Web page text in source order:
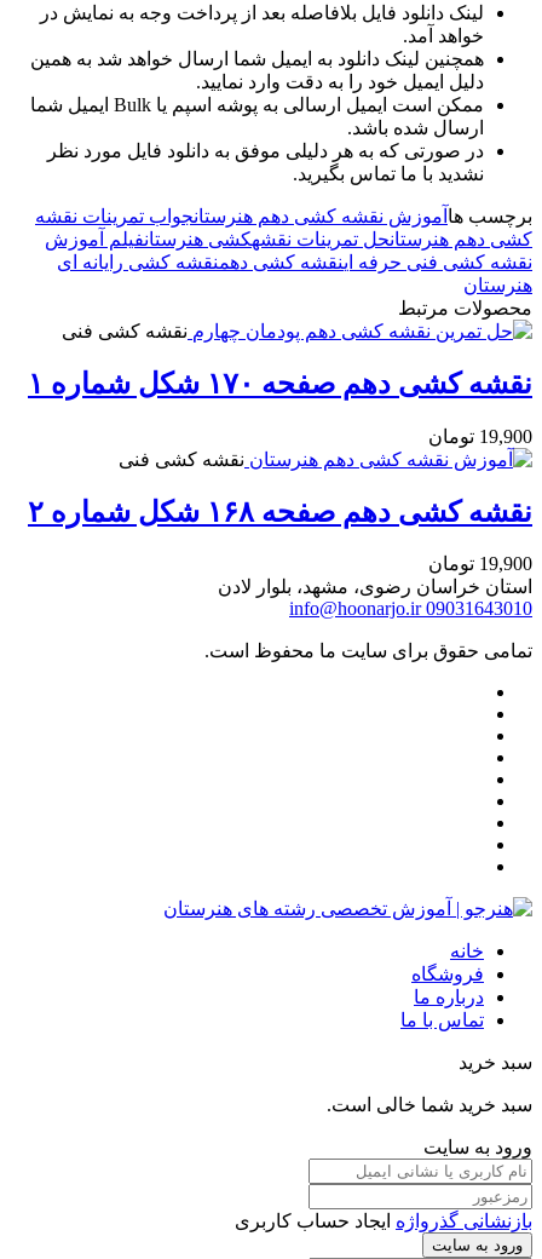
لینک دانلود فایل بلافاصله بعد از پرداخت وجه به نمایش در
خواهد آمد.
همچنین لینک دانلود به ایمیل شما ارسال خواهد شد به همین
دلیل ایمیل خود را به دقت وارد نمایید.
ممکن است ایمیل ارسالی به پوشه اسپم یا Bulk ایمیل شما
ارسال شده باشد.
در صورتی که به هر دلیلی موفق به دانلود فایل مورد نظر
نشدید با ما تماس بگیرید.
برچسب ها آموزش نقشه کشی دهم هنرستانجواب تمرینات نقشه
کشی دهم هنرستانحل تمرینات نقشهکشی هنرستانفیلم آموزش
نقشه کشی فنی حرفه اینقشه کشی دهمنقشه کشی رایانه ای
هنرستان
محصولات مرتبط
نقشه کشی فنی
نقشه کشی دهم صفحه ۱۷۰ شکل شماره ۱
19,900 تومان
نقشه کشی فنی
نقشه کشی دهم صفحه ۱۶۸ شکل شماره ۲
19,900 تومان
استان خراسان رضوی، مشهد، بلوار لادن
09031643010
info@hoonarjo.ir
تمامی حقوق برای سایت ما محفوظ است.
خانه
فروشگاه
درباره ما
تماس با ما
سبد خرید
سبد خرید شما خالی است.
ورود به سایت
بازنشانی گذرواژه ایجاد حساب کاربری
ورود به سایت